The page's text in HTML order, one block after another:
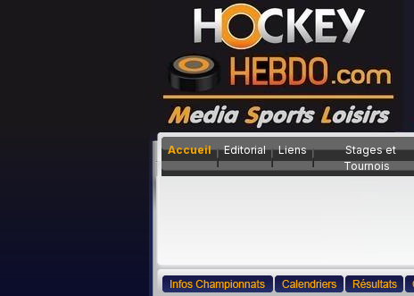
Accueil Editorial Liens
Stages et
Tournois